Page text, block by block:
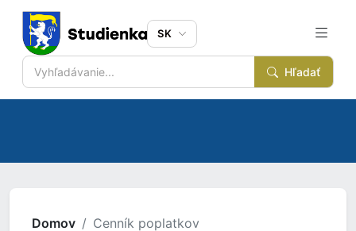
Hľadať
SK
Domov Cenník poplatkov